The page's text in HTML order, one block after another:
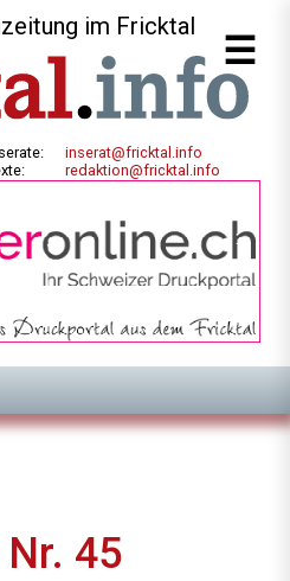
im Fricktal
inserat@fricktal.info
redaktion@fricktal.info
45